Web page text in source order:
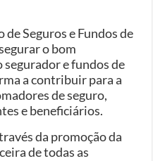
Seguros e Fundos de
o bom
e fundos de
a contribuir para a
de seguro,
e beneficiários.
da promoção da
de todas as